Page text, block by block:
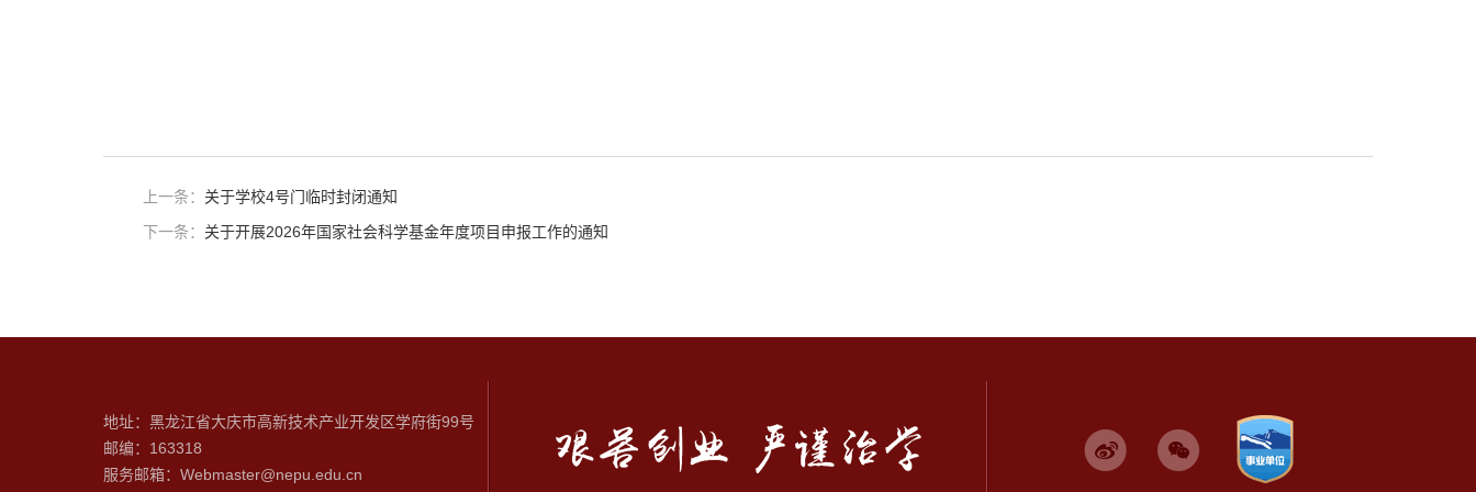
上一条： 关于学校4号门临时封闭通知
下一条： 关于开展2026年国家社会科学基金年度项目申报工作的通知
地址：黑龙江省大庆市高新技术产业开发区学府街99号
邮编： 163318
服务邮箱：Webmaster@nepu.edu.cn